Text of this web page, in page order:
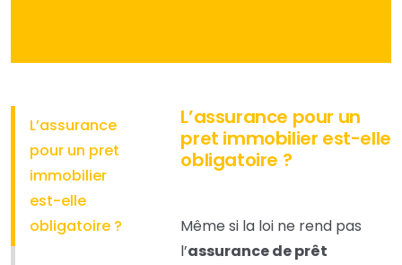
L’assurance
pour un pret
immobilier
est-elle
obligatoire ?
L’assurance pour un
pret immobilier est-elle
obligatoire ?
Même si la loi ne rend pas
l’assurance de prêt